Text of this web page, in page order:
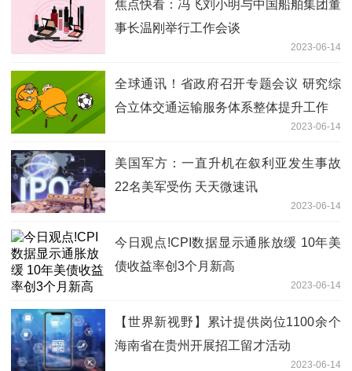
焦点快看：冯飞刘小明与中国船舶集团董
事长温刚举行工作会谈
2023-06-14
全球通讯！省政府召开专题会议 研究综
合立体交通运输服务体系整体提升工作
2023-06-14
美国军方：一直升机在叙利亚发生事故
22名美军受伤 天天微速讯
2023-06-14
今日观点!CPI数据显示通胀放缓 10年美
债收益率创3个月新高
2023-06-14
【世界新视野】累计提供岗位1100余个
海南省在贵州开展招工留才活动
2023-06-14